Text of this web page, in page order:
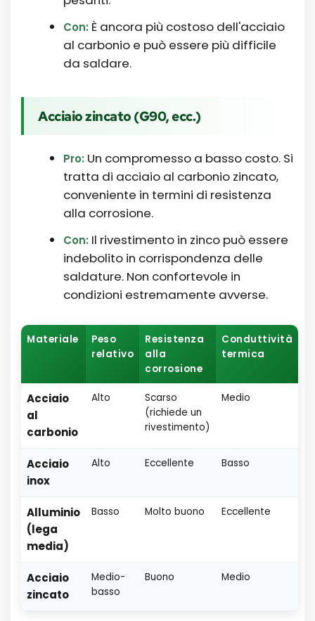
Con: È ancora più costoso dell'acciaio
al carbonio e può essere più difficile
da saldare.
Acciaio zincato (G90, ecc.)
Pro: Un compromesso a basso costo. Si
tratta di acciaio al carbonio zincato,
conveniente in termini di resistenza
alla corrosione.
Con: Il rivestimento in zinco può essere
indebolito in corrispondenza delle
saldature. Non confortevole in
condizioni estremamente avverse.
Materiale
Peso
relativo
Resistenza
alla
corrosione
Conduttività
termica
Acciaio
al
carbonio
Alto
Scarso
(richiede un
rivestimento)
Medio
Acciaio
inox
Alto Eccellente Basso
Alluminio
(lega
media)
Basso Molto buono Eccellente
Acciaio
zincato
Medio-
basso
Buono Medio